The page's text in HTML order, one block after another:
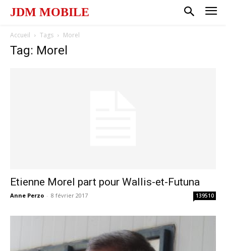
JDM MOBILE
Accueil Tags Morel
Tag: Morel
Etienne Morel part pour Wallis-et-Futuna
Anne Perzo - 8 février 2017 139510